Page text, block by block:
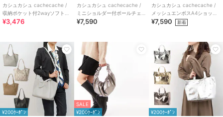
カシュカシュ cachecache /
収納ポケット付2wayソフトト
ート
¥3,476
カシュカシュ cachecache /
ミニショルダー付ボールチェ
ーン2wayトートバッグ
¥7,590
カシュカシュ cachecache /
メッシュエンボスA4ショッパ
ートートS
¥7,590 新着
¥200ｸｰﾎﾟﾝ
SALE
¥200ｸｰﾎﾟﾝ
¥200ｸｰﾎﾟﾝ